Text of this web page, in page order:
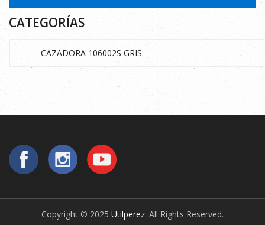
CATEGORÍAS
Copyright © 2025 Utilperez. All Rights Reserved.